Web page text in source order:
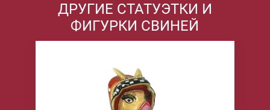
ДРУГИЕ СТАТУЭТКИ И
ФИГУРКИ СВИНЕЙ